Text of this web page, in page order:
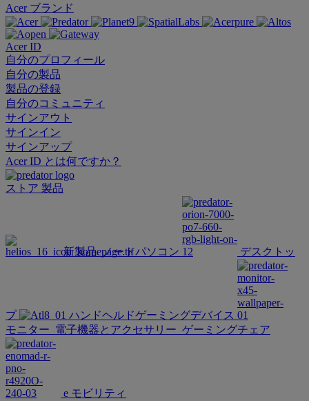
Acer ブランド
Acer ID
自分のプロフィール
自分の製品
製品の登録
自分のコミュニティ
サインアウト
サインイン
サインアップ
Acer ID とは何ですか？
ストア 製品
新製品 ノートパソコン デスクトッ
プ
ハンドヘルドゲーミングデバイス
モニター 電子機器とアクセサリー ゲーミングチェア
e モビリティ